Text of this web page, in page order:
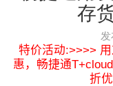
存
特价活动:>>>>
惠，畅捷通
折